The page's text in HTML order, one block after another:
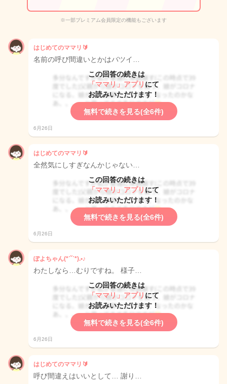
※一部プレミアム会員限定の機能もございます
はじめてのママリ🔰
名前の呼び間違いとかはバツイ…
この回答の続きは
「ママリ」アプリ にて
お読みいただけます！
無料で続きを見る(全6件)
6月26日
はじめてのママリ🔰
全然気にしすぎなんかじゃない…
この回答の続きは
「ママリ」アプリ にて
お読みいただけます！
無料で続きを見る(全6件)
6月26日
ぽよちゃん(*ˊ˘ˋ*).•♪
わたしなら…むりですね。 様子…
この回答の続きは
「ママリ」アプリ にて
お読みいただけます！
無料で続きを見る(全6件)
6月26日
はじめてのママリ🔰
呼び間違えはいいとして… 謝り…